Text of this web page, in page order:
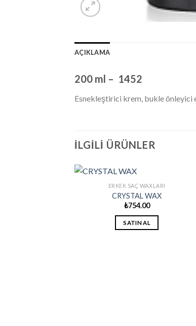
AÇIKLAMA
200 ml – 1452
Esnekleştirici krem, bukle önleyici
İLGILI ÜRÜNLER
ERKEK SAÇ WAXLARI
CRYSTAL WAX
₺754.00
SATIN AL